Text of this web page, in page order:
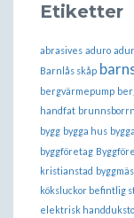
Etiketter
abrasives aduro
Barnlås skåp
bergvärmepump
handfat
bygg bygga hus
byggföretag
kristianstad
köksluckor befintlig
elektrisk